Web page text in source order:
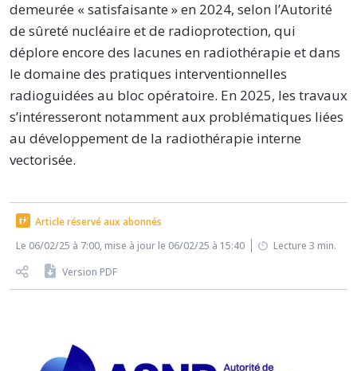
demeurée « satisfaisante » en 2024, selon l’Autorité
de sûreté nucléaire et de radioprotection, qui
déplore encore des lacunes en radiothérapie et dans
le domaine des pratiques interventionnelles
radioguidées au bloc opératoire. En 2025, les travaux
s’intéresseront notamment aux problématiques liées
au développement de la radiothérapie interne
vectorisée.
Article réservé aux abonnés
Le 06/02/25 à 7:00, mise à jour le 06/02/25 à 15:40
Lecture 3 min.
Version PDF